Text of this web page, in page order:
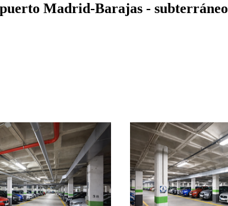
Madrid-Barajas - subterráneo